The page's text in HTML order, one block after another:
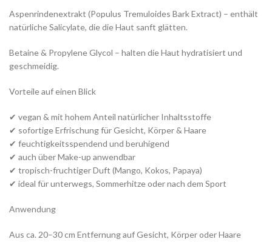
Aspenrindenextrakt (Populus Tremuloides Bark Extract) – enthält
natürliche Salicylate, die die Haut sanft glätten.
Betaine & Propylene Glycol – halten die Haut hydratisiert und
geschmeidig.
Vorteile auf einen Blick
✔ vegan & mit hohem Anteil natürlicher Inhaltsstoffe
✔ sofortige Erfrischung für Gesicht, Körper & Haare
✔ feuchtigkeitsspendend und beruhigend
✔ auch über Make-up anwendbar
✔ tropisch-fruchtiger Duft (Mango, Kokos, Papaya)
✔ ideal für unterwegs, Sommerhitze oder nach dem Sport
Anwendung
Aus ca. 20–30 cm Entfernung auf Gesicht, Körper oder Haare